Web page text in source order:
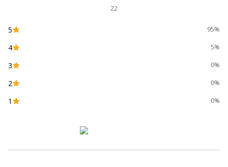
Données d'identification
Code barre maitre
22
5 95%
4 5%
3 0%
2 0%
1 0%